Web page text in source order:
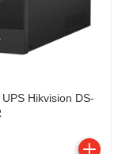
Hikvision DS-